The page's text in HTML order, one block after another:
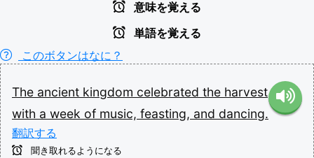
意味を覚える
単語を覚える
このボタンはなに？
The ancient kingdom celebrated the harvest
with a week of music, feasting, and dancing.
翻訳する
聞き取れるようになる